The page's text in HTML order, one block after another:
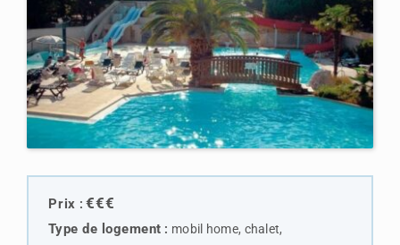
Prix :€€€
Type de logement : mobil home, chalet,